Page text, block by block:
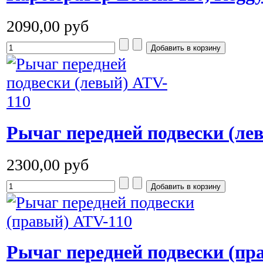
2090,00 руб
Рычаг передней подвески
2300,00 руб
Рычаг передней подвески